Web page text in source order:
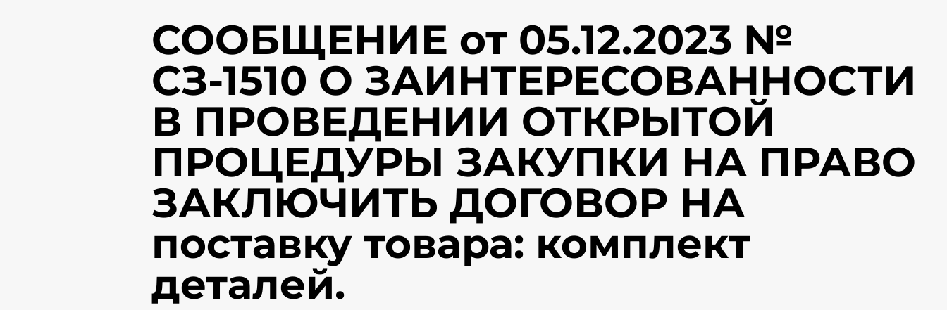
СООБЩЕНИЕ от 05.12.2023 №
СЗ-1510 О ЗАИНТЕРЕСОВАННОСТИ
В ПРОВЕДЕНИИ ОТКРЫТОЙ
ПРОЦЕДУРЫ ЗАКУПКИ НА ПРАВО
ЗАКЛЮЧИТЬ ДОГОВОР НА
поставку товара: комплект
деталей.